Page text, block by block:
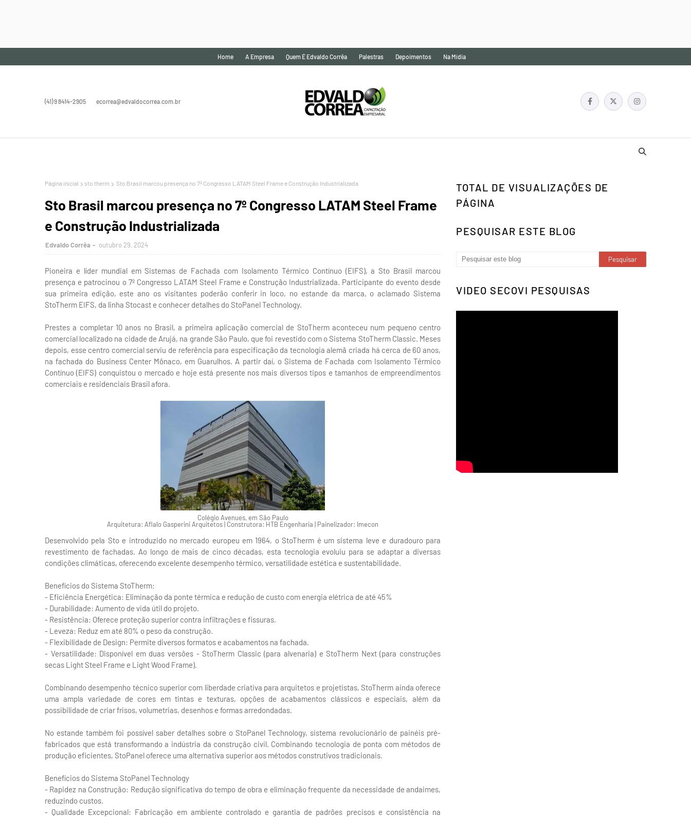
Home A Empresa Quem É Edvaldo Corrêa Palestras Depoimentos Na Mídia
(41) 9 8414-2905 ecorrea@edvaldocorrea.com.br
Página inicial sto therm Sto Brasil marcou presença no 7º Congresso LATAM Steel Frame e Construção Industrializada
Sto Brasil marcou presença no 7º Congresso LATAM Steel Frame
e Construção Industrializada
Edvaldo Corrêa outubro 29, 2024
Pioneira e líder mundial em Sistemas de Fachada com Isolamento Térmico Contínuo (EIFS), a Sto Brasil marcou
presença e patrocinou o 7º Congresso LATAM Steel Frame e Construção Industrializada. Participante do evento desde
sua primeira edição, este ano os visitantes poderão conferir in loco, no estande da marca, o aclamado Sistema
StoTherm EIFS, da linha Stocast e conhecer detalhes do StoPanel Technology.
Prestes a completar 10 anos no Brasil, a primeira aplicação comercial de StoTherm aconteceu num pequeno centro
comercial localizado na cidade de Arujá, na grande São Paulo, que foi revestido com o Sistema StoTherm Classic. Meses
depois, esse centro comercial serviu de referência para especificação da tecnologia alemã criada há cerca de 60 anos,
na fachada do Business Center Mônaco, em Guarulhos. A partir daí, o Sistema de Fachada com Isolamento Térmico
Contínuo (EIFS) conquistou o mercado e hoje está presente nos mais diversos tipos e tamanhos de empreendimentos
comerciais e residenciais Brasil afora.
Colégio Avenues, em São Paulo
Arquitetura: Aflalo Gasperini Arquitetos | Construtora: HTB Engenharia | Painelizador: Imecon
Desenvolvido pela Sto e introduzido no mercado europeu em 1964, o StoTherm é um sistema leve e duradouro para
revestimento de fachadas. Ao longo de mais de cinco décadas, esta tecnologia evoluiu para se adaptar a diversas
condições climáticas, oferecendo excelente desempenho térmico, versatilidade estética e sustentabilidade.
Benefícios do Sistema StoTherm:
- Eficiência Energética: Eliminação da ponte térmica e redução de custo com energia elétrica de até 45%
- Durabilidade: Aumento de vida útil do projeto.
- Resistência: Oferece proteção superior contra infiltrações e fissuras.
- Leveza: Reduz em até 80% o peso da construção.
- Flexibilidade de Design: Permite diversos formatos e acabamentos na fachada.
- Versatilidade: Disponível em duas versões - StoTherm Classic (para alvenaria) e StoTherm Next (para construções
secas Light Steel Frame e Light Wood Frame).
Combinando desempenho técnico superior com liberdade criativa para arquitetos e projetistas, StoTherm ainda oferece
uma ampla variedade de cores em tintas e texturas, opções de acabamentos clássicos e especiais, além da
possibilidade de criar frisos, volumetrias, desenhos e formas arredondadas.
No estande também foi possível saber detalhes sobre o StoPanel Technology, sistema revolucionário de painéis pré-
fabricados que está transformando a indústria da construção civil. Combinando tecnologia de ponta com métodos de
produção eficientes, StoPanel oferece uma alternativa superior aos métodos construtivos tradicionais.
Benefícios do Sistema StoPanel Technology
- Rapidez na Construção: Redução significativa do tempo de obra e eliminação frequente da necessidade de andaimes,
reduzindo custos.
- Qualidade Excepcional: Fabricação em ambiente controlado e garantia de padrões precisos e consistência na
TOTAL DE VISUALIZAÇÕES DE
PÁGINA
PESQUISAR ESTE BLOG
VIDEO SECOVI PESQUISAS